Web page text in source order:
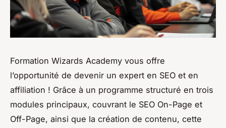
Formation Wizards Academy vous offre
l’opportunité de devenir un expert en SEO et en
affiliation ! Grâce à un programme structuré en trois
modules principaux, couvrant le SEO On-Page et
Off-Page, ainsi que la création de contenu, cette